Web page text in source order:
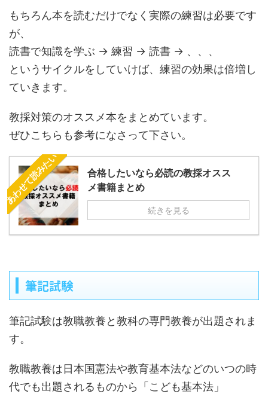
もちろん本を読むだけでなく実際の練習は必要です
が、
読書で知識を学ぶ → 練習 → 読書 → 、、、
というサイクルをしていけば、練習の効果は倍増し
ていきます。
教採対策のオススメ本をまとめています。
ぜひこちらも参考になさって下さい。
あわせて読みたい
合格したいなら必読の教採オスス
メ書籍まとめ
続きを見る
筆記試験
筆記試験は教職教養と教科の専門教養が出題されま
す。
教職教養は日本国憲法や教育基本法などのいつの時
代でも出題されるものから「こども基本法」